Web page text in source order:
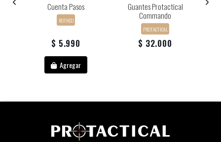
Cuenta Pasos
ROTHCO
$ 5.990
Agregar
Guantes Protactical
Commando
PROTACTICAL
$ 32.000